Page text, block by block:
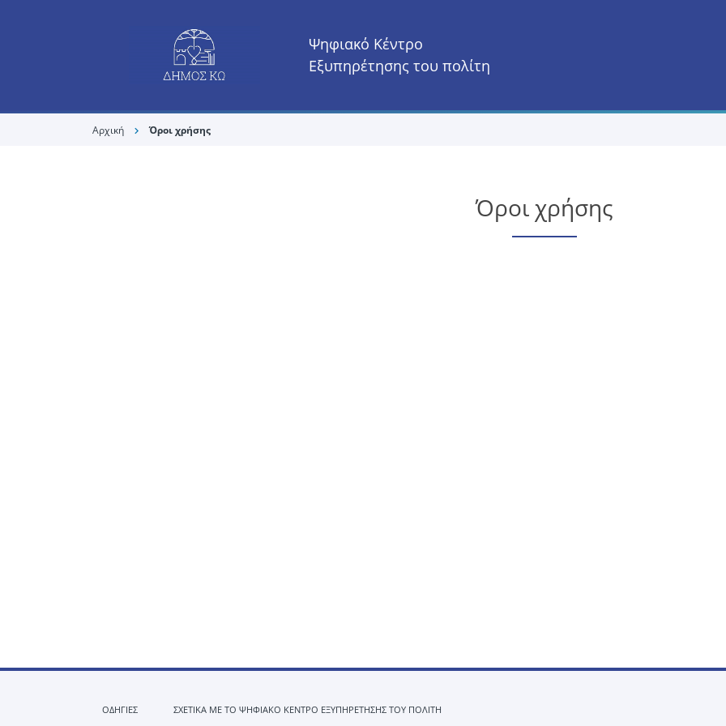
Ψηφιακό Κέντρο
Εξυπηρέτησης του πολίτη
Αρχική chevron_right Όροι χρήσης
Όροι χρήσης
ΟΔΗΓΙΕΣ ΣΧΕΤΙΚΑ ΜΕ ΤΟ ΨΗΦΙΑΚΟ ΚΕΝΤΡΟ ΕΞΥΠΗΡΕΤΗΣΗΣ ΤΟΥ ΠΟΛΙΤΗ